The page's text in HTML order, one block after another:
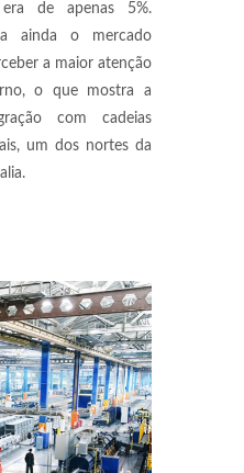
de apenas 5%.
ainda o mercado
a maior atenção
o que mostra a
com cadeias
um dos nortes da